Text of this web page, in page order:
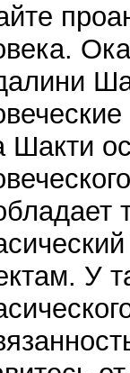
Шакти
У